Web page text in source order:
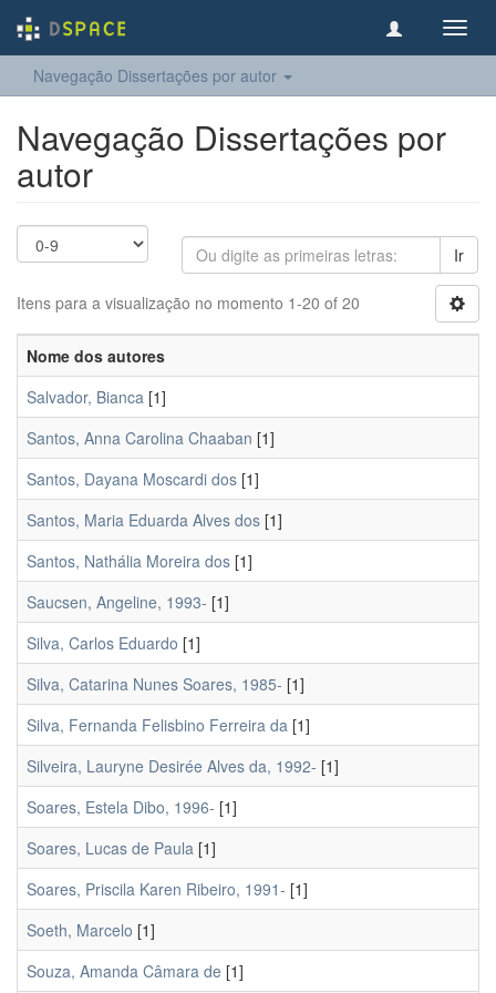
Navegação Dissertações por autor
Navegação Dissertações por
autor
Ir
Itens para a visualização no momento 1-20 of 20
Nome dos autores
Salvador, Bianca [1]
Santos, Anna Carolina Chaaban [1]
Santos, Dayana Moscardi dos [1]
Santos, Maria Eduarda Alves dos [1]
Santos, Nathália Moreira dos [1]
Saucsen, Angeline, 1993- [1]
Silva, Carlos Eduardo [1]
Silva, Catarina Nunes Soares, 1985- [1]
Silva, Fernanda Felisbino Ferreira da [1]
Silveira, Lauryne Desirée Alves da, 1992- [1]
Soares, Estela Dibo, 1996- [1]
Soares, Lucas de Paula [1]
Soares, Priscila Karen Ribeiro, 1991- [1]
Soeth, Marcelo [1]
Souza, Amanda Câmara de [1]